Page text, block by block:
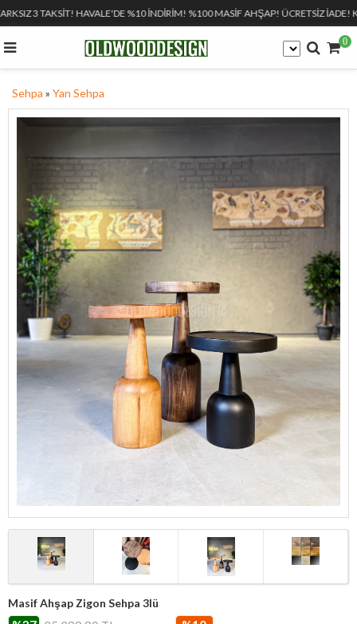
3 TAKSİT! HAVALE'DE %10 İNDİRİM! %100 MASİF AHŞAP! ÜCRETSİZ İADE!
0
Sehpa » Yan Sehpa
Masif Ahşap Zigon Sehpa 3lü